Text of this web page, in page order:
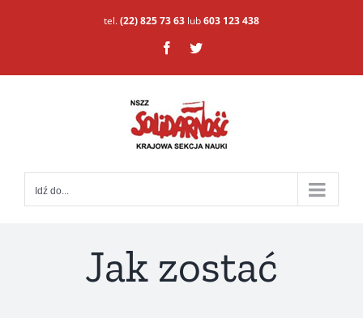
tel.(22) 825 73 63 lub603 123 438
FacebookTwitter
Idź do...
Jak zostać